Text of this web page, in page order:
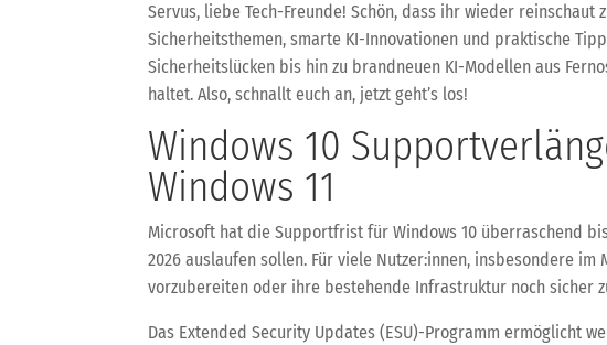
Servus, liebe Tech-Freunde! Schön, dass ihr wieder
Sicherheitsthemen, smarte KI-Innovationen und praktische
Sicherheitslücken bis hin zu brandneuen KI-Modellen aus
haltet. Also, schnallt euch an, jetzt geht’s los!
Windows 10
Windows 11
Microsoft hat die Supportfrist für Windows 10 überraschend
2026 auslaufen sollen. Für viele Nutzer:innen, insbesondere
vorzubereiten oder ihre bestehende Infrastruktur noch sicher
Das Extended Security Updates (ESU)-Programm ermöglicht